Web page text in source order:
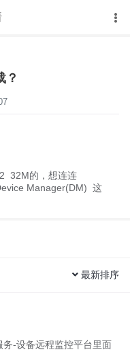
？
32M的，想连连
Manager(DM) 这
最新排序
-设备远程监控平台里面